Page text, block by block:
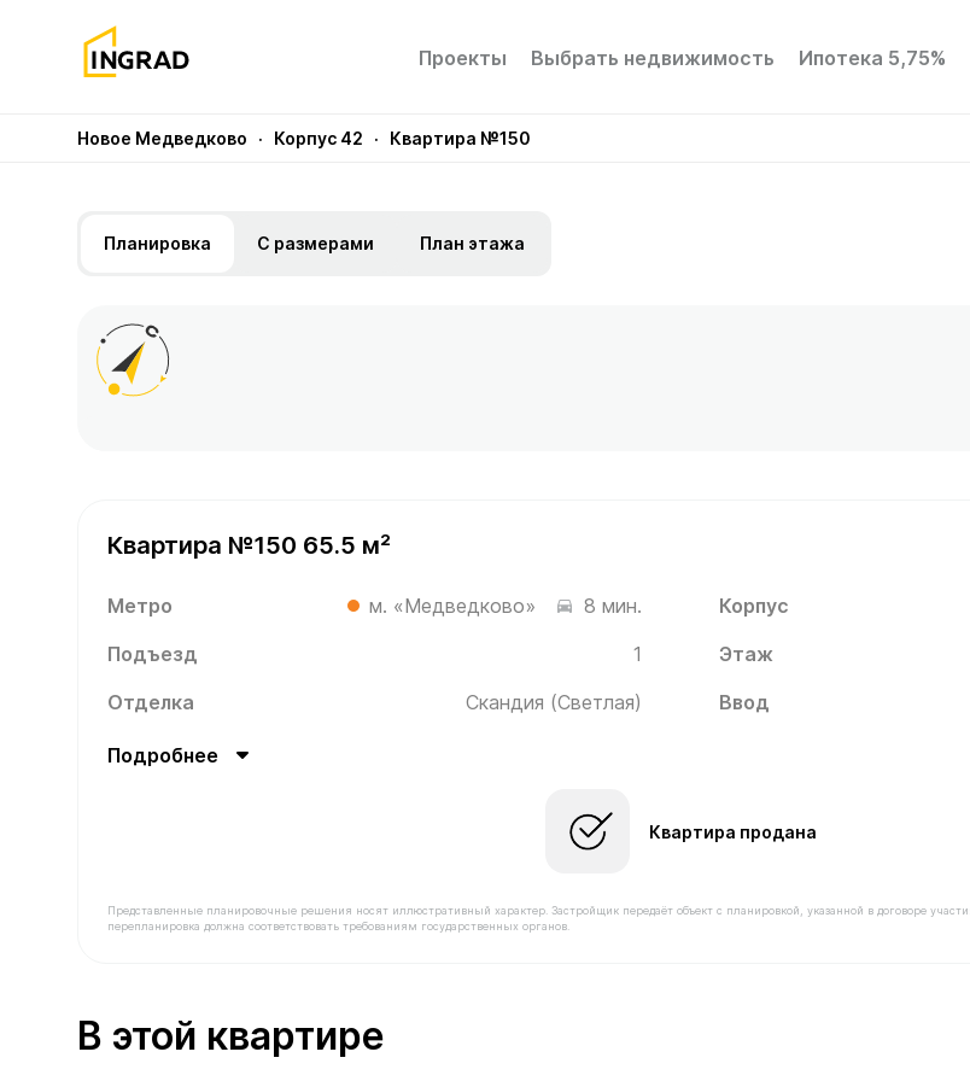
Проекты Выбрать недвижимость Ипотека 5,75%
Новое Медведково · Корпус 42 · Квартира №150
Планировка С размерами План этажа
Квартира №150 65.5 м²
Метро м. «Медведково» 8 мин. Корпус
Подъезд 1 Этаж
Отделка
Скандия (Светлая) Ввод
Подробнее
Квартира продана
Представленные планировочные решения носят иллюстративный характер. Застройщик передаёт объект с планировкой, указанной в договоре
перепланировка должна соответствовать требованиям государственных органов.
В этой квартире